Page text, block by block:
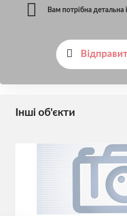
Вам потрібна
Інші об'єкти